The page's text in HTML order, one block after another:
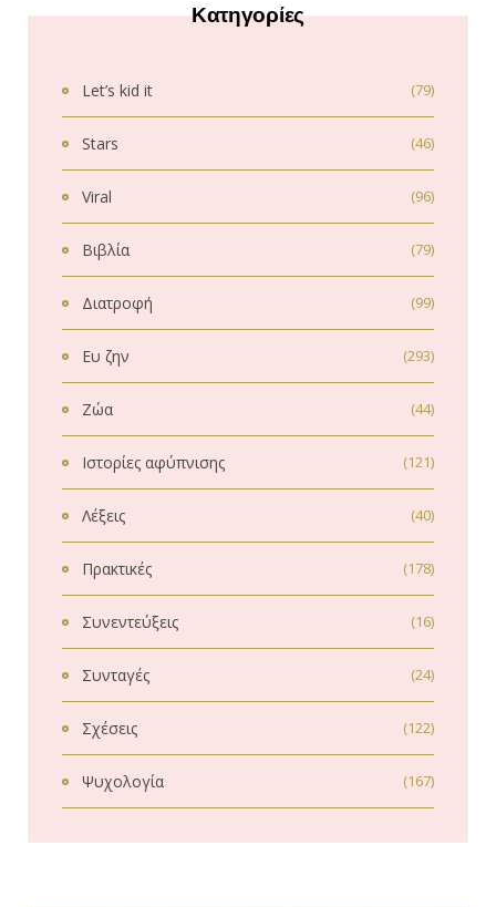
Κατηγορίες
Let’s kid it (79)
Stars (46)
Viral (96)
Βιβλία (79)
Διατροφή (99)
Ευ ζην (293)
Ζώα (44)
Ιστορίες αφύπνισης (121)
Λέξεις (40)
Πρακτικές (178)
Συνεντεύξεις (16)
Συνταγές (24)
Σχέσεις (122)
Ψυχολογία (167)